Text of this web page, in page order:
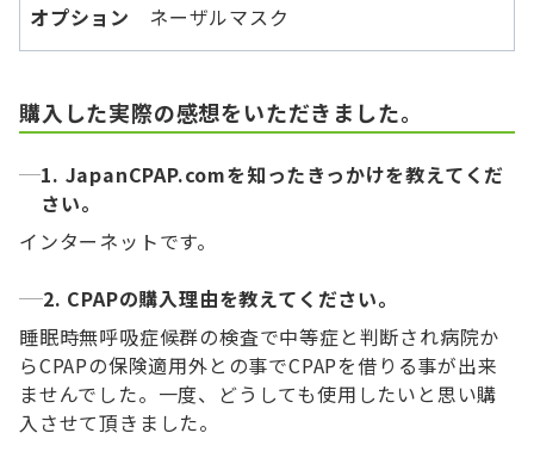
オプション ネーザルマスク
購入した実際の感想をいただきました。
1. JapanCPAP.comを知ったきっかけを教えてくだ
さい。
インターネットです。
2. CPAPの購入理由を教えてください。
睡眠時無呼吸症候群の検査で中等症と判断され病院か
らCPAPの保険適用外との事でCPAPを借りる事が出来
ませんでした。一度、どうしても使用したいと思い購
入させて頂きました。